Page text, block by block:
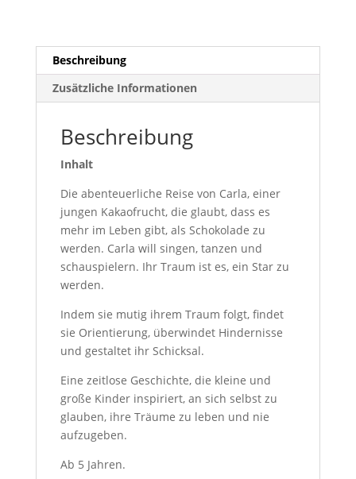
Beschreibung
Zusätzliche Informationen
Beschreibung
Inhalt
Die abenteuerliche Reise von Carla, einer
jungen Kakaofrucht, die glaubt, dass es
mehr im Leben gibt, als Schokolade zu
werden. Carla will singen, tanzen und
schauspielern. Ihr Traum ist es, ein Star zu
werden.
Indem sie mutig ihrem Traum folgt, findet
sie Orientierung, überwindet Hindernisse
und gestaltet ihr Schicksal.
Eine zeitlose Geschichte, die kleine und
große Kinder inspiriert, an sich selbst zu
glauben, ihre Träume zu leben und nie
aufzugeben.
Ab 5 Jahren.